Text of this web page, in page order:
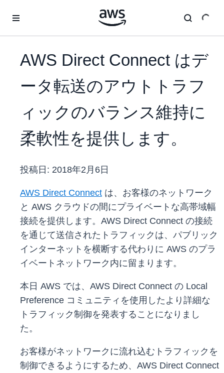
AWS Direct Connect はデ
ータ転送のアウトトラフ
ィックのバランス維持に
柔軟性を提供します。
投稿日: 2018年2月6日
AWS Direct Connect は、お客様のネットワーク
と AWS クラウドの間にプライベートな高帯域幅
接続を提供します。AWS Direct Connect の接続
を通じて送信されたトラフィックは、パブリック
インターネットを横断する代わりに AWS のプラ
イベートネットワーク内に留まります。
本日 AWS では、AWS Direct Connect の Local
Preference コミュニティを使用したより詳細な
トラフィック制御を発表することになりまし
た。
お客様がネットワークに流れ込むトラフィックを
制御できるようにするため、AWS Direct Connect